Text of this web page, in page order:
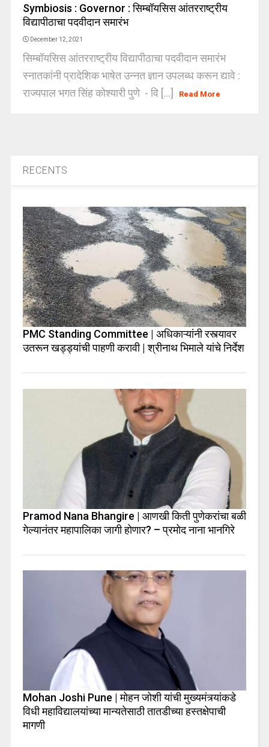
Symbiosis : Governor : सिम्बॉयसिस आंतरराष्ट्रीय
विद्यापीठाचा पदवीदान समारंभ
December 12, 2021
सिम्बॉयसिस आंतरराष्ट्रीय विद्यापीठाचा पदवीदान समारंभ
स्नातकांनी प्रादेशिक भाषेत उन्नत ज्ञान उपलब्ध करून द्यावे :
राज्यपाल भगत सिंह कोश्यारी पुणे - वि [...]
Read More
RECENTS
PMC Standing Committee | अधिकाऱ्यांनी रस्त्यावर
उतरून खड्ड्यांची पाहणी करावी | श्रीनाथ भिमाले यांचे निर्देश
Pramod Nana Bhangire | आणखी किती पुणेकरांचा बळी
गेल्यानंतर महापालिका जागी होणार? – प्रमोद नाना भानगिरे
Mohan Joshi Pune | मोहन जोशी यांची मुख्यमंत्र्यांकडे
विधी महाविद्यालयांच्या मान्यतेसाठी तातडीच्या हस्तक्षेपाची
मागणी